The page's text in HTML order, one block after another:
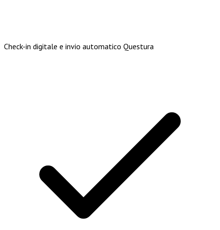
Check-in digitale e invio automatico Questura